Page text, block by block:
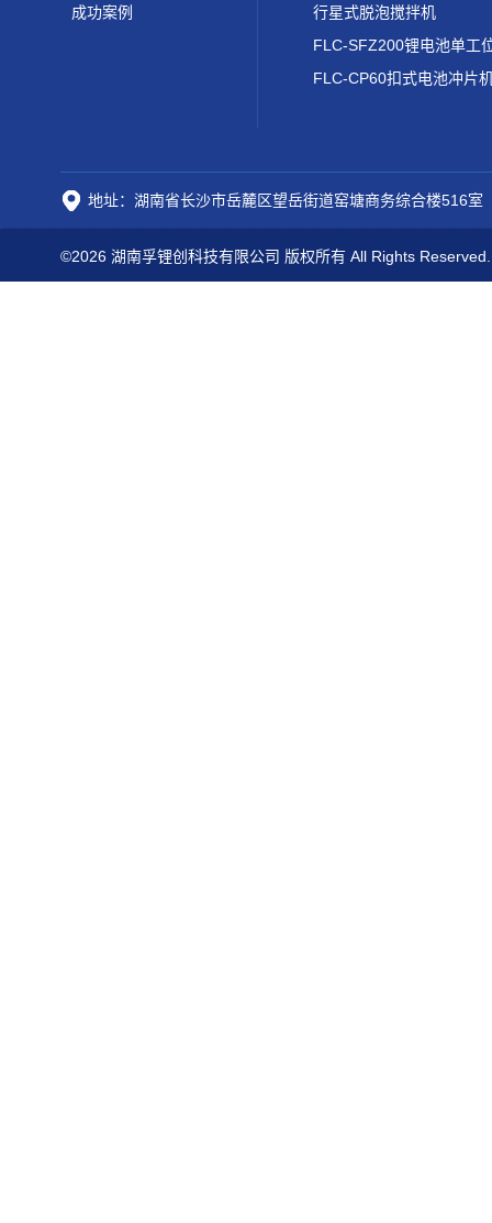
成功案例
行星式脱泡搅拌机
FLC-CP60扣式电池冲片
地址：湖南省长沙市岳麓区望岳街道窑塘商务综合楼516室
©2026 湖南孚锂创科技有限公司 版权所有 All Rights